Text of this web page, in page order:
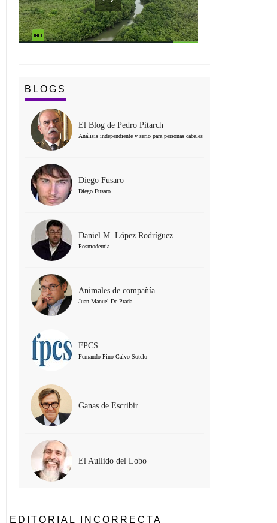
BLOGS
El Blog de Pedro Pitarch
Análisis independiente y serio para personas cabales
Diego Fusaro
Diego Fusaro
Daniel M. López Rodríguez
Posmodernia
Animales de compañía
Juan Manuel De Prada
FPCS
Fernando Pino Calvo Sotelo
Ganas de Escribir
El Aullido del Lobo
EDITORIAL INCORRECTA